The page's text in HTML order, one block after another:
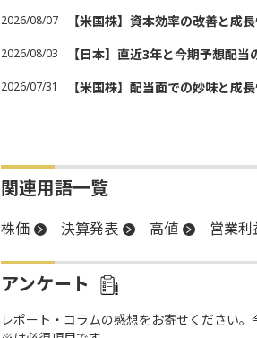
2026/08/07 【米国株】資本効率の改善と成
2026/08/03 【日本】直近3年と今期予想配
2026/07/31 【米国株】配当面での妙味と成
関連用語一覧
株価 決算発表 高値 営業利
アンケート
レポート・コラムの感想をお寄せください